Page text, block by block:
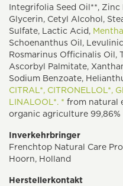
Integrifolia Seed Oil**, Zinc
Glycerin, Cetyl Alcohol,
Sulfate, Lactic Acid,
Schoenanthus Oil,
Rosmarinus Officinalis Oil,
Ascorbyl Palmitate,
Sodium Benzoate,
CITRAL*, CITRONELLOL*,
LINALOOL*. * from natural
organic agriculture
Inverkehrbringer
Frenchtop Natural Care
Hoorn, Holland
Herstellerkontakt